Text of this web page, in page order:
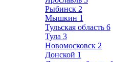
Рыбинск 2
Мышкин 1
Тульская область 6
Тула 3
Новомосковск 2
Донской 1